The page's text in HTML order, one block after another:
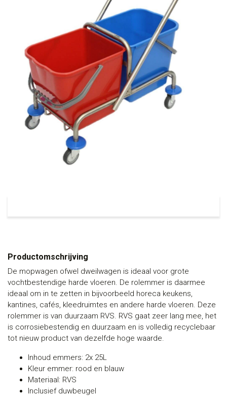
Productomschrijving
De mopwagen ofwel dweilwagen is ideaal voor grote
vochtbestendige harde vloeren. De rolemmer is daarmee
ideaal om in te zetten in bijvoorbeeld horeca keukens,
kantines, cafés, kleedruimtes en andere harde vloeren. Deze
rolemmer is van duurzaam RVS. RVS gaat zeer lang mee, het
is corrosiebestendig en duurzaam en is volledig recyclebaar
tot nieuw product van dezelfde hoge waarde.
Inhoud emmers: 2x 25L
Kleur emmer: rood en blauw
Materiaal: RVS
Inclusief duwbeugel